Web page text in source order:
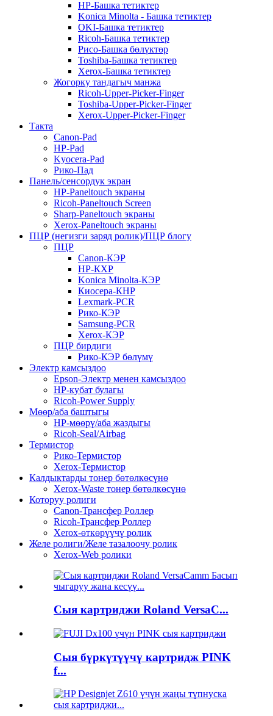
HP-Башка тетиктер
Konica Minolta - Башка тетиктер
OKI-Башка тетиктер
Ricoh-Башка тетиктер
Рисо-Башка бөлүктөр
Toshiba-Башка тетиктер
Xerox-Башка тетиктер
Жогорку тандагыч манжа
Ricoh-Upper-Picker-Finger
Toshiba-Upper-Picker-Finger
Xerox-Upper-Picker-Finger
Такта
Canon-Pad
HP-Pad
Kyocera-Pad
Рико-Пад
Панель/сенсордук экран
HP-Paneltouch экраны
Ricoh-Paneltouch Screen
Sharp-Paneltouch экраны
Xerox-Paneltouch экраны
ПЦР (негизги заряд ролик)/ПЦР блогу
ПЦР
Canon-КЭР
HP-КХР
Konica Minolta-КЭР
Киосера-КНР
Lexmark-PCR
Рико-КЭР
Samsung-PCR
Xerox-КЭР
ПЦР бирдиги
Рико-КЭР бөлүмү
Электр камсыздоо
Epson-Электр менен камсыздоо
HP-кубат булагы
Ricoh-Power Supply
Мөөр/аба баштыгы
HP-мөөрү/аба жаздыгы
Ricoh-Seal/Airbag
Термистор
Рико-Термистор
Xerox-Термистор
Калдыктарды тонер бөтөлкөсүнө
Xerox-Waste тонер бөтөлкөсүнө
Которуу ролиги
Canon-Трансфер Роллер
Ricoh-Трансфер Роллер
Xerox-өткөрүүчү ролик
Желе ролиги/Желе тазалоочу ролик
Xerox-Web ролики
Сыя картриджи Roland VersaC...
Сыя бүркүтүүчү картридж PINK
f...